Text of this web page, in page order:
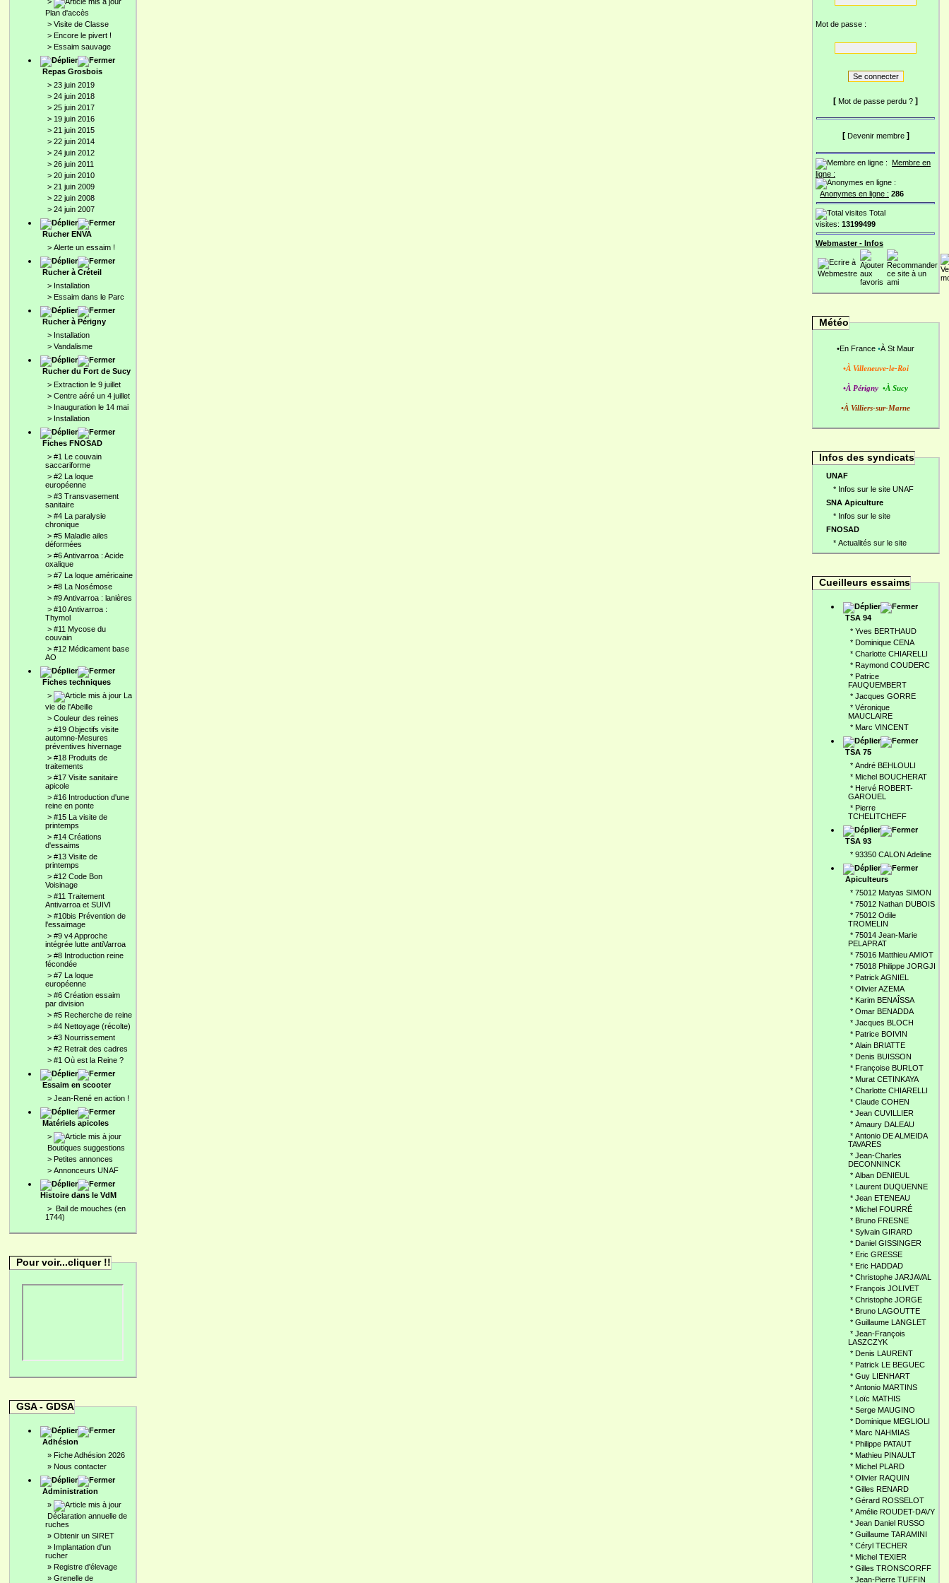
Plan d'accès
> Visite de Classe
> Encore le pivert !
> Essaim sauvage
Repas Grosbois
> 23 juin 2019
> 24 juin 2018
> 25 juin 2017
> 19 juin 2016
> 21 juin 2015
> 22 juin 2014
> 24 juin 2012
> 26 juin 2011
> 20 juin 2010
> 21 juin 2009
> 22 juin 2008
> 24 juin 2007
Rucher ENVA
> Alerte un essaim !
Rucher à Créteil
> Installation
> Essaim dans le Parc
Rucher à Périgny
> Installation
> Vandalisme
Rucher du Fort de Sucy
> Extraction le 9 juillet
> Centre aéré un 4 juillet
> Inauguration le 14 mai
> Installation
Fiches FNOSAD
> #1 Le couvain
saccariforme
> #2 La loque
européenne
> #3 Transvasement
sanitaire
> #4 La paralysie
chronique
> #5 Maladie ailes
déformées
> #6 Antivarroa : Acide
oxalique
> #7 La loque américaine
> #8 La Nosémose
> #9 Antivarroa : lanières
> #10 Antivarroa :
Thymol
> #11 Mycose du
couvain
> #12 Médicament base
AO
Fiches techniques
>
La
vie de l'Abeille
> Couleur des reines
> #19 Objectifs visite
automne-Mesures
préventives hivernage
> #18 Produits de
traitements
> #17 Visite sanitaire
apicole
> #16 Introduction d'une
reine en ponte
> #15 La visite de
printemps
> #14 Créations
d'essaims
> #13 Visite de
printemps
> #12 Code Bon
Voisinage
> #11 Traitement
Antivarroa et SUIVI
> #10bis Prévention de
l'essaimage
> #9 v4 Approche
intégrée lutte antiVarroa
> #8 Introduction reine
fécondée
> #7 La loque
européenne
> #6 Création essaim
par division
> #5 Recherche de reine
> #4 Nettoyage (récolte)
> #3 Nourrissement
> #2 Retrait des cadres
> #1 Où est la Reine ?
Essaim en scooter
> Jean-René en action !
Matériels apicoles
>
Boutiques suggestions
> Petites annonces
> Annonceurs UNAF
Histoire dans le VdM
> Bail de mouches (en
1744)
Pour voir...cliquer !!
GSA - GDSA
Adhésion
» Fiche Adhésion 2026
» Nous contacter
Administration
»
Déclaration annuelle de
ruches
» Obtenir un SIRET
» Implantation d'un
rucher
» Registre d'élevage
» Grenelle de
Mot de passe :
[ Mot de passe perdu ? ]
[ Devenir membre]
Membre en
ligne :
Anonymes en ligne : 286
Total
visites: 13199499
Webmaster - Infos
Météo
•En France •À St Maur
•À Villeneuve-le-Roi
•À Périgny •À Sucy
•À Villiers-sur-Marne
Infos des syndicats
UNAF
* Infos sur le site UNAF
SNA Apiculture
* Infos sur le site
FNOSAD
* Actualités sur le site
Cueilleurs essaims
TSA 94
* Yves BERTHAUD
* Dominique CENA
* Charlotte CHIARELLI
* Raymond COUDERC
* Patrice
FAUQUEMBERT
* Jacques GORRE
* Véronique
MAUCLAIRE
* Marc VINCENT
TSA 75
* André BEHLOULI
* Michel BOUCHERAT
* Hervé ROBERT-
GAROUEL
* Pierre
TCHELITCHEFF
TSA 93
* 93350 CALON Adeline
Apiculteurs
* 75012 Matyas SIMON
* 75012 Nathan DUBOIS
* 75012 Odile
TROMELIN
* 75014 Jean-Marie
PELAPRAT
* 75016 Matthieu AMIOT
* 75018 Philippe JORGJI
* Patrick AGNIEL
* Olivier AZEMA
* Karim BENAÎSSA
* Omar BENADDA
* Jacques BLOCH
* Patrice BOIVIN
* Alain BRIATTE
* Denis BUISSON
* Françoise BURLOT
* Murat CETINKAYA
* Charlotte CHIARELLI
* Claude COHEN
* Jean CUVILLIER
* Amaury DALEAU
* Antonio DE ALMEIDA
TAVARES
* Jean-Charles
DECONNINCK
* Alban DENIEUL
* Laurent DUQUENNE
* Jean ETENEAU
* Michel FOURRÉ
* Bruno FRESNE
* Sylvain GIRARD
* Daniel GISSINGER
* Eric GRESSE
* Eric HADDAD
* Christophe JARJAVAL
* François JOLIVET
* Christophe JORGE
* Bruno LAGOUTTE
* Guillaume LANGLET
* Jean-François
LASZCZYK
* Denis LAURENT
* Patrick LE BEGUEC
* Guy LIENHART
* Antonio MARTINS
* Loïc MATHIS
* Serge MAUGINO
* Dominique MEGLIOLI
* Marc NAHMIAS
* Philippe PATAUT
* Mathieu PINAULT
* Michel PLARD
* Olivier RAQUIN
* Gilles RENARD
* Gérard ROSSELOT
* Amélie ROUDET-DAVY
* Jean Daniel RUSSO
* Guillaume TARAMINI
* Céryl TECHER
* Michel TEXIER
* Gilles TRONSCORFF
* Jean-Pierre TUFFIN